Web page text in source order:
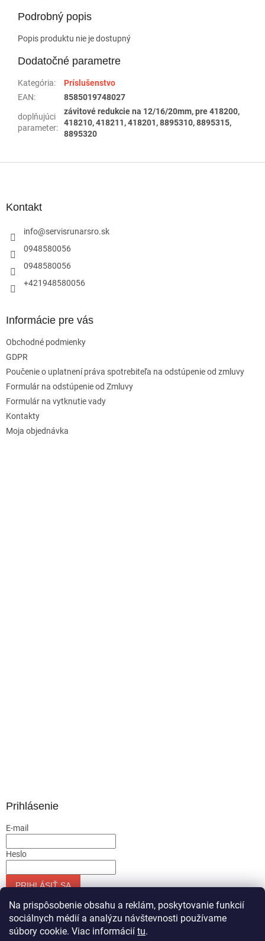
Na prispôsobenie obsahu a reklám, poskytovanie funkcií
sociálnych médií a analýzu návštevnosti používame
súbory cookie. Viac informácií tu.
Podrobný popis
Popis produktu nie je dostupný
Dodatočné parametre
Kategória:
Príslušenstvo
EAN: 8585019748027
doplňujúci
parameter:
závitové redukcie na 12/16/20mm, pre 418200,
418210, 418211, 418201, 8895310, 8895315,
8895320
Kontakt
info@servisrunarsro.sk
0948580056
0948580056
+421948580056
Informácie pre vás
Obchodné podmienky
GDPR
Poučenie o uplatnení práva spotrebiteľa na odstúpenie od zmluvy
Formulár na odstúpenie od Zmluvy
Formulár na vytknutie vady
Kontakty
Moja objednávka
Prihlásenie
E-mail
Heslo
PRIHLÁSIŤ SA
Nová registráciaZabudnuté heslo